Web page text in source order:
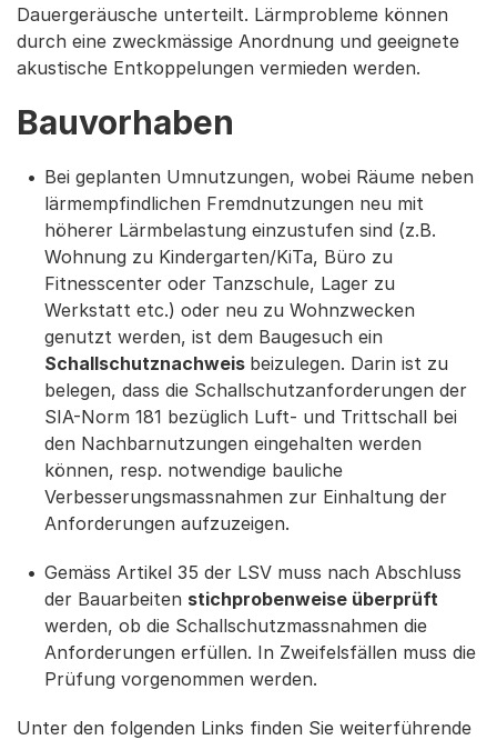
Dauergeräusche unterteilt. Lärmprobleme können
durch eine zweckmässige Anordnung und geeignete
akustische Entkoppelungen vermieden werden.
Bauvorhaben
Bei geplanten Umnutzungen, wobei Räume neben
lärmempfindlichen Fremdnutzungen neu mit
höherer Lärmbelastung einzustufen sind (z.B.
Wohnung zu Kindergarten/KiTa, Büro zu
Fitnesscenter oder Tanzschule, Lager zu
Werkstatt etc.) oder neu zu Wohnzwecken
genutzt werden, ist dem Baugesuch ein
Schallschutznachweis beizulegen. Darin ist zu
belegen, dass die Schallschutzanforderungen der
SIA-Norm 181 bezüglich Luft- und Trittschall bei
den Nachbarnutzungen eingehalten werden
können, resp. notwendige bauliche
Verbesserungsmassnahmen zur Einhaltung der
Anforderungen aufzuzeigen.
Gemäss Artikel 35 der LSV muss nach Abschluss
der Bauarbeiten stichprobenweise überprüft
werden, ob die Schallschutzmassnahmen die
Anforderungen erfüllen. In Zweifelsfällen muss die
Prüfung vorgenommen werden.
Unter den folgenden Links finden Sie weiterführende